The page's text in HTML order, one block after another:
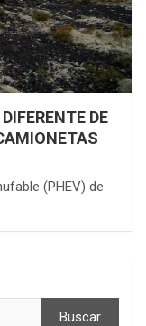
DE
(PHEV) de
Buscar